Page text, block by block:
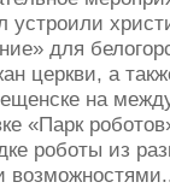
устроили
для
церкви, а
на
«Парк
роботы из